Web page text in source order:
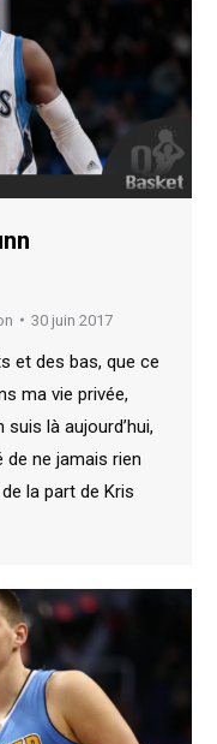
30 juin 2017
et des bas, que ce
ma vie privée,
suis là aujourd’hui,
de ne jamais rien
la part de Kris